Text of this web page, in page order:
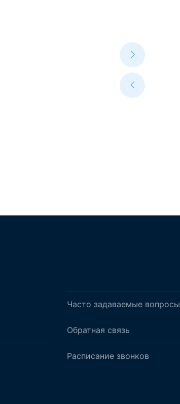
Часто задаваемые вопросы
Обратная связь
Расписание звонков